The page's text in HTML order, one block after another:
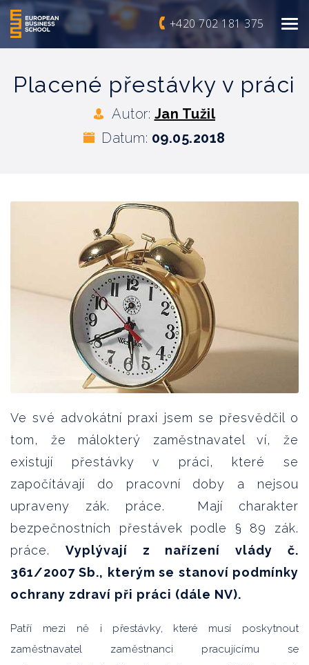
+420 702 181 375
Placené přestávky v práci
Autor: Jan Tužil
Datum: 09.05.2018
Ve své advokátní praxi jsem se přesvědčil o
tom, že málokterý zaměstnavatel ví, že
existují přestávky v práci, které se
započítávají do pracovní doby a nejsou
upraveny zák. práce. Mají charakter
bezpečnostních přestávek podle § 89 zák.
práce. Vyplývají z nařízení vlády č.
361/2007 Sb., kterým se stanoví podmínky
ochrany zdraví při práci (dále NV).
Patří mezi ně i přestávky, které musí poskytnout
zaměstnavatel zaměstnanci pracujícímu se